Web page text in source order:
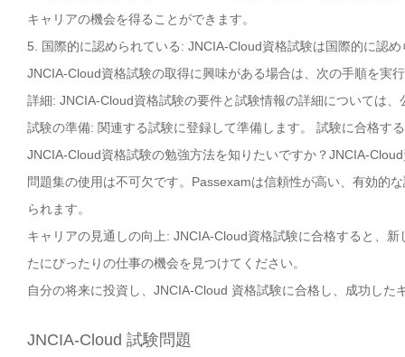
キャリアの機会を得ることができます。
5. 国際的に認められている: JNCIA-Cloud資格試験は国際的に認
JNCIA-Cloud資格試験の取得に興味がある場合は、次の手順を実
詳細: JNCIA-Cloud資格試験の要件と試験情報の詳細については
試験の準備: 関連する試験に登録して準備します。 試験に合格す
JNCIA-Cloud資格試験の勉強方法を知りたいですか？JNCIA-
問題集の使用は不可欠です。Passexamは信頼性が高い、有効的
られます。
キャリアの見通しの向上: JNCIA-Cloud資格試験に合格すると、
たにぴったりの仕事の機会を見つけてください。
自分の将来に投資し、JNCIA-Cloud 資格試験に合格し、成功した
JNCIA-Cloud 試験問題